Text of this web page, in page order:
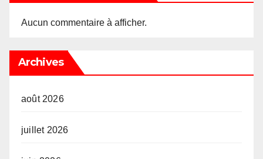
Aucun commentaire à afficher.
Archives
août 2026
juillet 2026